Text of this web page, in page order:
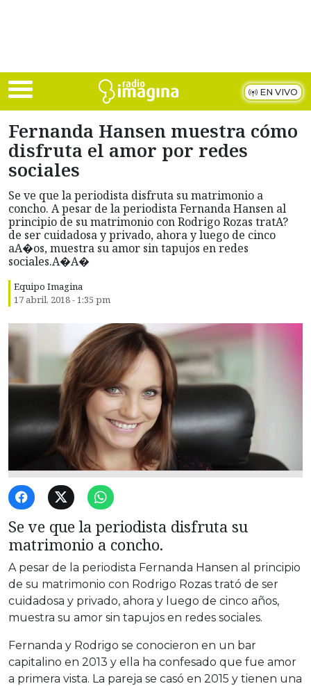
EN VIVO
Fernanda Hansen muestra cómo
disfruta el amor por redes
sociales
Se ve que la periodista disfruta su matrimonio a
concho. A pesar de la periodista Fernanda Hansen al
principio de su matrimonio con Rodrigo Rozas tratA?
de ser cuidadosa y privado, ahora y luego de cinco
aA�os, muestra su amor sin tapujos en redes
sociales.A�A�
Equipo Imagina
17 abril, 2018 - 1:35 pm
Se ve que la periodista disfruta su
matrimonio a concho.
A pesar de la periodista Fernanda Hansen al principio
de su matrimonio con Rodrigo Rozas trató de ser
cuidadosa y privado, ahora y luego de cinco años,
muestra su amor sin tapujos en redes sociales.
Fernanda y Rodrigo se conocieron en un bar
capitalino en 2013 y ella ha confesado que fue amor
a primera vista. La pareja se casó en 2015 y tienen una